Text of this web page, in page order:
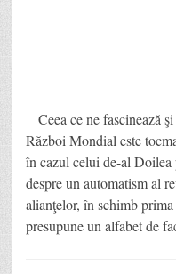
Ceea ce ne fascinează
Război Mondial este
în cazul celui de-al
despre un automatism al
alianţelor, în schimb
presupune un alfabet de